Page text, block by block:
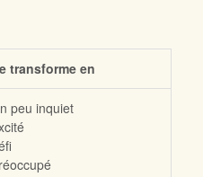
transforme en
peu inquiet